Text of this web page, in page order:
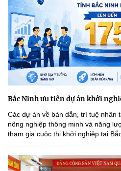
Bắc Ninh ưu tiên dự án khởi
Các dự án về bán dẫn, trí tuệ nhân
nông nghiệp thông minh và năng
tham gia cuộc thi khởi nghiệp tại